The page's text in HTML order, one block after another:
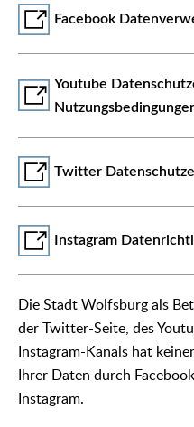
Facebook
Youtube
Twitter
Instagram
Die Stadt Wolfsburg als
der Twitter-Seite, des
Instagram-Kanals hat
Ihrer Daten durch
Instagram.